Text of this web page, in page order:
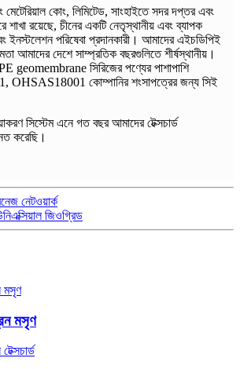
মেটেরিয়াল কোং, লিমিটেড, সাংহাইতে সদর দপ্তর এবং
শাখা রয়েছে, চীনের একটি নেতৃস্থানীয় এবং ব্যাপক
ইনস্টলেশন পরিষেবা প্রদানকারী। আমাদের এইচডিপিই
আমাদের দেশে সাম্প্রতিক বছরগুলিতে শীর্ষস্থানীয়।
geomembrane সিরিজের পণ্যের পাশাপাশি
কোম্পানির শংসাপত্রের জন্য সিই
সিস্টেম এনে গত বছর আমাদের টেক্সচার্ড
করেছি।
নেটওয়ার্ক
জিওগ্রিড
মসৃণ